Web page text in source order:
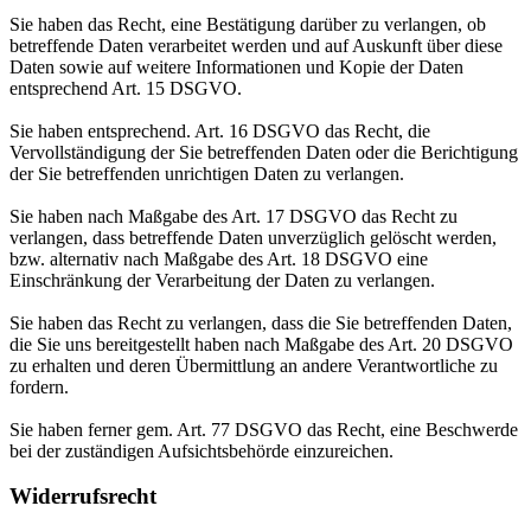
Sie haben das Recht, eine Bestätigung darüber zu verlangen, ob
betreffende Daten verarbeitet werden und auf Auskunft über diese
Daten sowie auf weitere Informationen und Kopie der Daten
entsprechend Art. 15 DSGVO.
Sie haben entsprechend. Art. 16 DSGVO das Recht, die
Vervollständigung der Sie betreffenden Daten oder die Berichtigung
der Sie betreffenden unrichtigen Daten zu verlangen.
Sie haben nach Maßgabe des Art. 17 DSGVO das Recht zu
verlangen, dass betreffende Daten unverzüglich gelöscht werden,
bzw. alternativ nach Maßgabe des Art. 18 DSGVO eine
Einschränkung der Verarbeitung der Daten zu verlangen.
Sie haben das Recht zu verlangen, dass die Sie betreffenden Daten,
die Sie uns bereitgestellt haben nach Maßgabe des Art. 20 DSGVO
zu erhalten und deren Übermittlung an andere Verantwortliche zu
fordern.
Sie haben ferner gem. Art. 77 DSGVO das Recht, eine Beschwerde
bei der zuständigen Aufsichtsbehörde einzureichen.
Widerrufsrecht